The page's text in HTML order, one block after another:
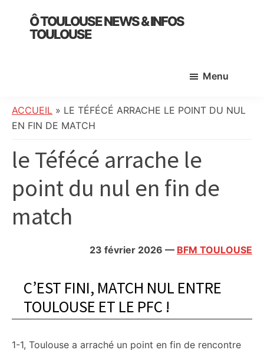
primary
Ô TOULOUSE NEWS & INFOS
TOULOUSE
:
info
société,
culture,
politique,
faits
Menu
ACCUEIL » LE TÉFÉCÉ ARRACHE LE POINT DU NUL
EN FIN DE MATCH
le Téfécé arrache le
point du nul en fin de
match
23 février 2026 — BFM TOULOUSE
C’EST FINI, MATCH NUL ENTRE
TOULOUSE ET LE PFC !
1-1, Toulouse a arraché un point en fin de rencontre